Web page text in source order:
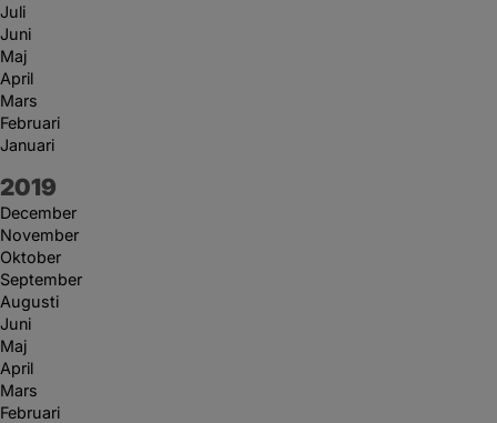
Juli
Juni
Maj
April
Mars
Februari
Januari
År:
2019
December
November
Oktober
September
Augusti
Juni
Maj
April
Mars
Februari